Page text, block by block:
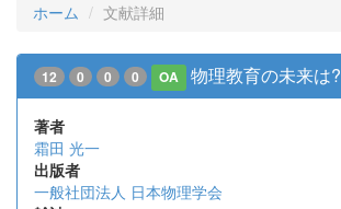
ホーム 文献詳細
12 0 0 0 OA 物理教育の未来は?
著者
霜田 光一
出版者
一般社団法人 日本物理学会